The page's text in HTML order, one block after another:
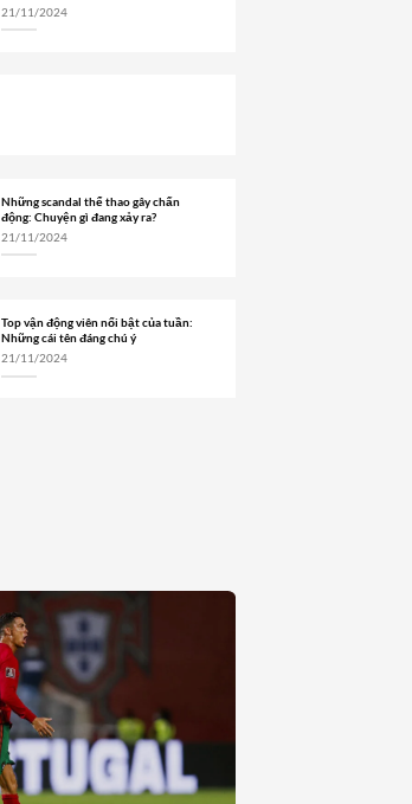
21/11/2024
Những scandal thể thao gây chấn
động: Chuyện gì đang xảy ra?
21/11/2024
Top vận động viên nổi bật của tuần:
Những cái tên đáng chú ý
21/11/2024